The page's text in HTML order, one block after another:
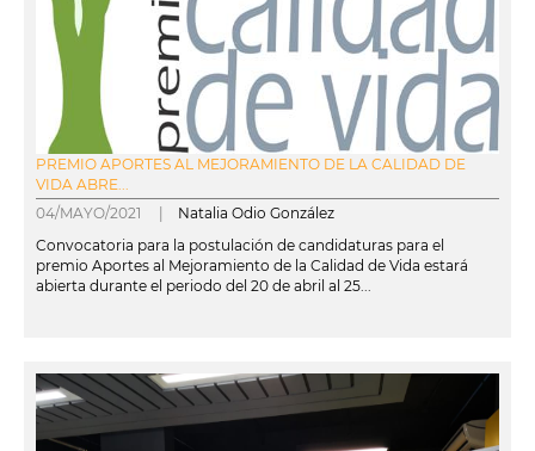
PREMIO APORTES AL MEJORAMIENTO DE LA CALIDAD DE
VIDA ABRE...
04/MAYO/2021 | Natalia Odio González
Convocatoria para la postulación de candidaturas para el
premio Aportes al Mejoramiento de la Calidad de Vida estará
abierta durante el periodo del 20 de abril al 25...